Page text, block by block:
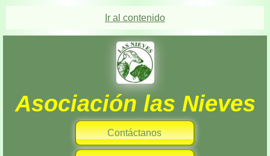
Ir al contenido
Asociación las Nieves
Contáctanos